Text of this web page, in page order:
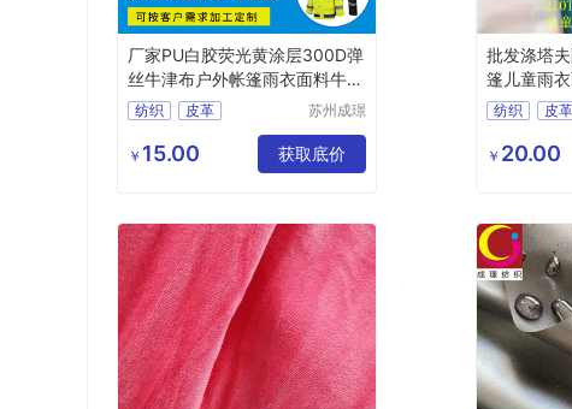
厂家PU白胶荧光黄涂层300D弹
丝牛津布户外帐篷雨衣面料牛津
布纺织
皮革
涤纶面料
苏州成璟
有限公司
￥ 15.00 获取底价
批发涤塔
篷儿童雨
纺织
皮革
￥ 20.00